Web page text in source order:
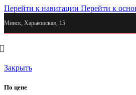
Перейти к навигации Перейти к
Минск, Харьковская, 15
Закрыть
По цене